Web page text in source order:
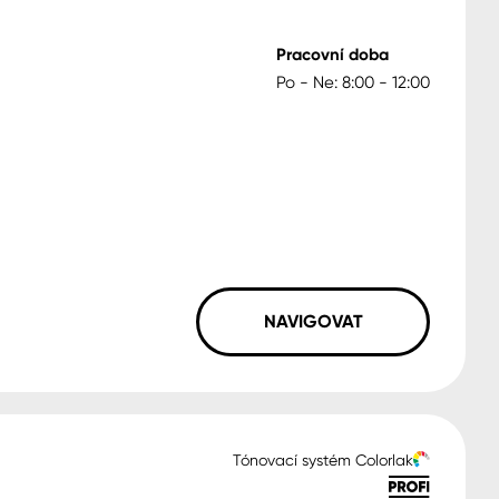
Pracovní doba
Po - Ne: 8:00 - 12:00
NAVIGOVAT
Tónovací systém Colorlak